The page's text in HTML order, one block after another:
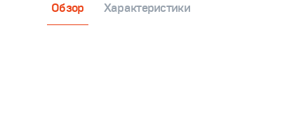
Обзор Характеристики